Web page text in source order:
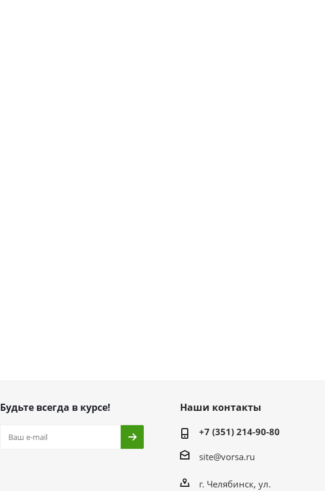
Будьте всегда в курсе! Наши контакты
+7 (351) 214-90-80
site@vorsa.ru
г. Челябинск, ул.